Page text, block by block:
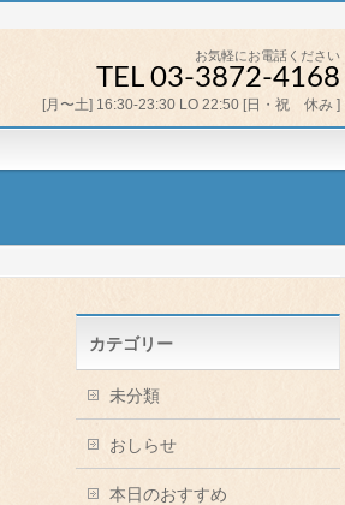
お気軽にお電話ください
TEL 03-3872-4168
[月〜土] 16:30-23:30 LO 22:50 [日・祝 休み ]
カテゴリー
未分類
おしらせ
本日のおすすめ